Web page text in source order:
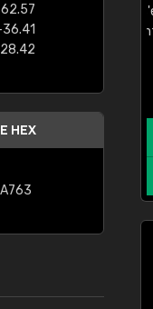
62.57
28.42
HEX
La livraison s'est
me convient."